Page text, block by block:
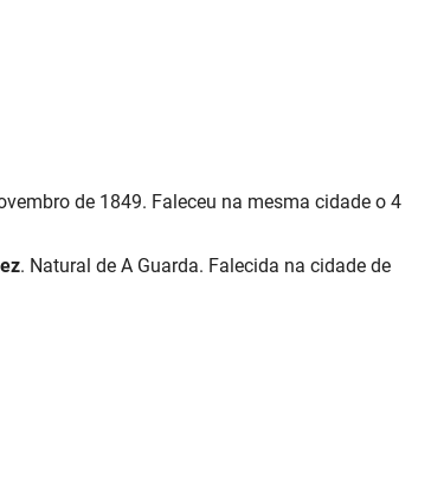
de 1849. Faleceu na mesma cidade o 4
. Natural de A Guarda. Falecida na cidade de